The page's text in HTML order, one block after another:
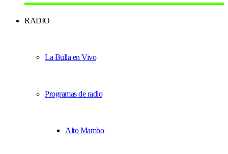
RADIO
La Bulla en Vivo
Programas de radio
Alto Mambo